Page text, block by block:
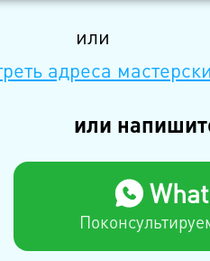
или
адреса
или